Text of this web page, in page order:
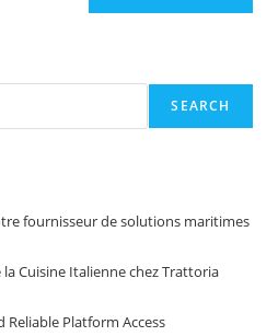
SEARCH
fournisseur de solutions maritimes
la Cuisine Italienne chez Trattoria
Reliable Platform Access